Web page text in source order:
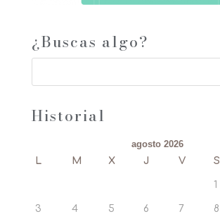
¿Buscas algo?
Historial
agosto 2026
L
M X J V S
1
3 4 5 6 7 8